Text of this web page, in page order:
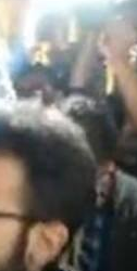
वीडियो